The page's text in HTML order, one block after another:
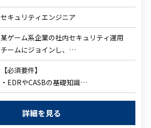
セキュリティエンジニア
某ゲーム系企業の社内セキュリティ運用
チームにジョインし、
以下のような運用・事務処理・問い合わせ
対応をご担当いただきます。
・セキュリティ関連の各種申請処理（アカ
ウント申請、権限申請など）
・EDR、CASBアラートの一次対応／確認
作業
【必須要件】
・EDRやCASBの基礎知識
・セキュリティ系業務における運用経験
【尚可要件】
詳細を見る